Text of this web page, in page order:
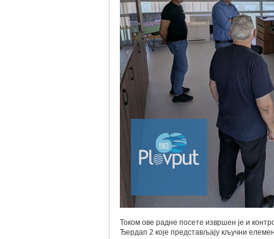
Током ове радне посете извршен је и
Ђердап 2 које представљају кључни